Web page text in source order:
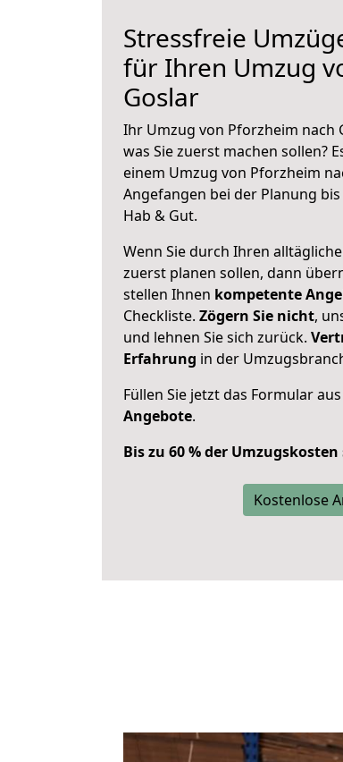
Stressfreie
für Ihren Umzug
Goslar
Ihr Umzug von Pforzheim nach
was Sie zuerst machen sollen?
einem Umzug von Pforzheim
Angefangen bei der Planung
Hab & Gut.
Wenn Sie durch Ihren
zuerst planen sollen, dann
stellen Ihnen kompetente
Checkliste. Zögern Sie nicht,
und lehnen Sie sich zurück.
Erfahrung in der
Füllen Sie jetzt das Formular
Angebote.
Bis zu 60 % der
Kostenlose